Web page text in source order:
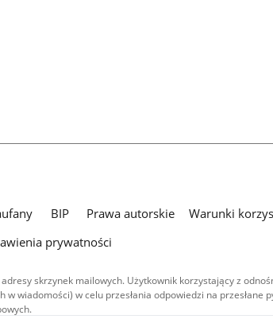
BIP Prawa autorskie Warunki
prywatności
skrzynek mailowych. Użytkownik korzystający z
wiadomości) w celu przesłania odpowiedzi na przesłane